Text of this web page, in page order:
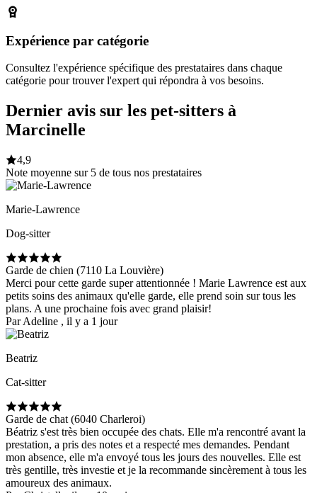
Expérience par catégorie
Consultez l'expérience spécifique des prestataires dans chaque
catégorie pour trouver l'expert qui répondra à vos besoins.
Dernier avis sur les pet-sitters à
Marcinelle
4,9
Note moyenne sur 5 de tous nos prestataires
Marie-Lawrence
Dog-sitter
Garde de chien (7110 La Louvière)
Merci pour cette garde super attentionnée ! Marie Lawrence est aux
petits soins des animaux qu'elle garde, elle prend soin sur tous les
plans. A une prochaine fois avec grand plaisir!
Par Adeline , il y a 1 jour
Beatriz
Cat-sitter
Garde de chat (6040 Charleroi)
Béatriz s'est très bien occupée des chats. Elle m'a rencontré avant la
prestation, a pris des notes et a respecté mes demandes. Pendant
mon absence, elle m'a envoyé tous les jours des nouvelles. Elle est
très gentille, très investie et je la recommande sincèrement à tous les
amoureux des animaux.